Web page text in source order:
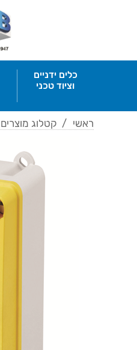
כלים ידניים
וציוד טכני
ראשי / קטלוג מוצרים